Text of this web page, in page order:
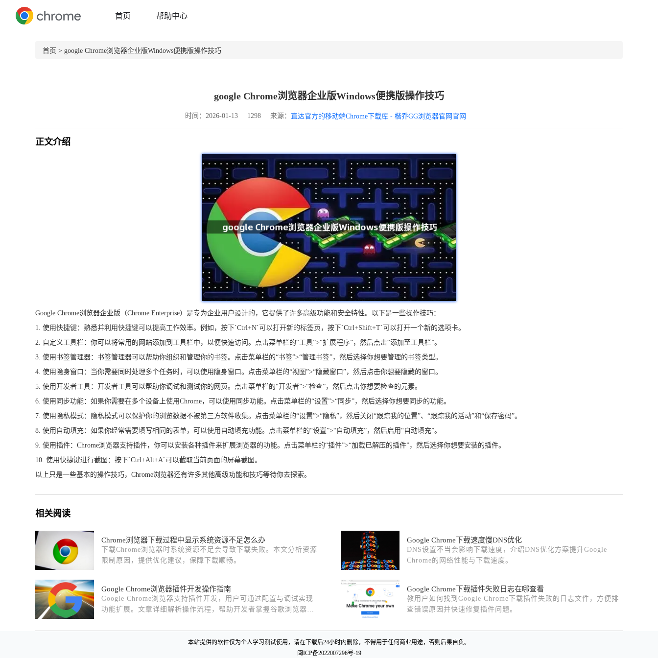
首页 帮助中心
首页 > google Chrome浏览器企业版Windows便携版操作技巧
google Chrome浏览器企业版Windows便携版操作技巧
时间：2026-01-13 1298 来源： 直达官方的移动端Chrome下载库 - 楷乔GG浏览器官网官网
正文介绍
Google Chrome浏览器企业版（Chrome Enterprise）是专为企业用户设计的，它提供了许多高级功能和安全特性。以下是一些操作技巧：
1. 使用快捷键：熟悉并利用快捷键可以提高工作效率。例如，按下`Ctrl+N`可以打开新的标签页，按下`Ctrl+Shift+T`可以打开一个新的选项卡。
2. 自定义工具栏：你可以将常用的网站添加到工具栏中，以便快速访问。点击菜单栏的“工具”>“扩展程序”，然后点击“添加至工具栏”。
3. 使用书签管理器：书签管理器可以帮助你组织和管理你的书签。点击菜单栏的“书签”>“管理书签”，然后选择你想要管理的书签类型。
4. 使用隐身窗口：当你需要同时处理多个任务时，可以使用隐身窗口。点击菜单栏的“视图”>“隐藏窗口”，然后点击你想要隐藏的窗口。
5. 使用开发者工具：开发者工具可以帮助你调试和测试你的网页。点击菜单栏的“开发者”>“检查”，然后点击你想要检查的元素。
6. 使用同步功能：如果你需要在多个设备上使用Chrome，可以使用同步功能。点击菜单栏的“设置”>“同步”，然后选择你想要同步的功能。
7. 使用隐私模式：隐私模式可以保护你的浏览数据不被第三方软件收集。点击菜单栏的“设置”>“隐私”，然后关闭“跟踪我的位置”、“跟踪我的活动”和“保存密码”。
8. 使用自动填充：如果你经常需要填写相同的表单，可以使用自动填充功能。点击菜单栏的“设置”>“自动填充”，然后启用“自动填充”。
9. 使用插件：Chrome浏览器支持插件，你可以安装各种插件来扩展浏览器的功能。点击菜单栏的“插件”>“加载已解压的插件”，然后选择你想要安装的插件。
10. 使用快捷键进行截图：按下`Ctrl+Alt+A`可以截取当前页面的屏幕截图。
以上只是一些基本的操作技巧，Chrome浏览器还有许多其他高级功能和技巧等待你去探索。
相关阅读
Chrome浏览器下载过程中显示系统资源不足怎么办
下载Chrome浏览器时系统资源不足会导致下载失败。本文分析资源
限制原因，提供优化建议，保障下载顺畅。
Google Chrome下载速度慢DNS优化
DNS设置不当会影响下载速度，介绍DNS优化方案提升Google
Chrome的网络性能与下载速度。
Google Chrome浏览器插件开发操作指南
Google Chrome浏览器支持插件开发，用户可通过配置与调试实现
功能扩展。文章详细解析操作流程，帮助开发者掌握谷歌浏览器插
Google Chrome下载插件失败日志在哪查看
教用户如何找到Google Chrome下载插件失败的日志文件，方便排
查错误原因并快速修复插件问题。
本站提供的软件仅为个人学习测试使用，请在下载后24小时内删除，不得用于任何商业用途，否则后果自负。
闽ICP备2022007296号-19